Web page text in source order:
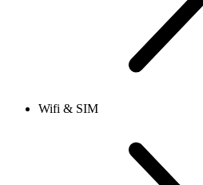
Wifi & SIM